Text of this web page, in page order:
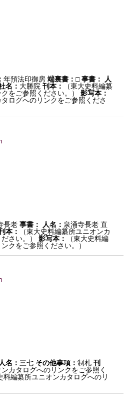
年預法印御房 端裏書：□ 事書：
人
名： 大勝院 刊本：
（東大史料編纂
をご参照ください。）
影写本：
ログへのリンクをご参照くださ
長老 事書： 人名： 泉涌寺長老 直
本：
（東大史料編纂所ユニオンカ
さい。）
影写本：
（東大史料編
クをご参照ください。）
人名： 三七 その他事項：制札 刊
カタログへのリンクをご参照く
料編纂所ユニオンカタログへのリ